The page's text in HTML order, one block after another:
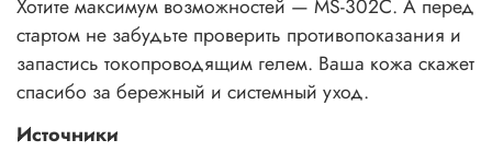
Хотите максимум возможностей — MS-302C. А перед
стартом не забудьте проверить противопоказания и
запастись токопроводящим гелем. Ваша кожа скажет
спасибо за бережный и системный уход.
Источники